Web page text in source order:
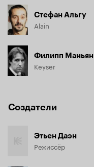
Стефан Альгу
Alain
Филипп Маньян
Keyser
Создатели
Этьен Даэн
Режиссёр